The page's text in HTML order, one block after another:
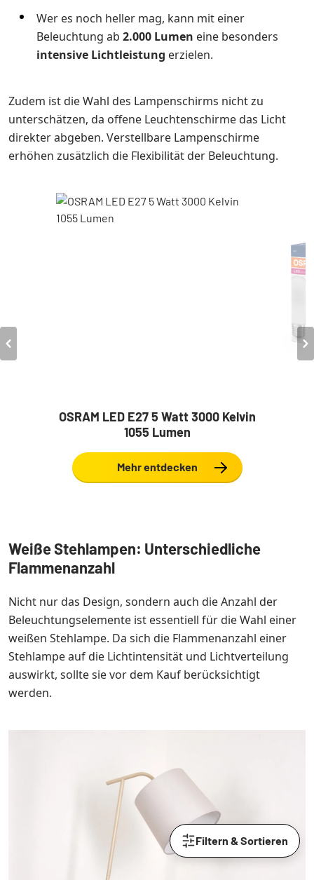
Filtern & Sortieren
Wer es noch heller mag, kann mit einer
Beleuchtung ab 2.000 Lumen eine besonders
intensive Lichtleistung erzielen.
Zudem ist die Wahl des Lampenschirms nicht zu
unterschätzen, da offene Leuchtenschirme das Licht
direkter abgeben. Verstellbare Lampenschirme
erhöhen zusätzlich die Flexibilität der Beleuchtung.
OSRAM LED E27 5 Watt 3000 Kelvin
1055 Lumen
Mehr entdecken
Weiße Stehlampen: Unterschiedliche
Flammenanzahl
Nicht nur das Design, sondern auch die Anzahl der
Beleuchtungselemente ist essentiell für die Wahl einer
weißen Stehlampe. Da sich die Flammenanzahl einer
Stehlampe auf die Lichtintensität und Lichtverteilung
auswirkt, sollte sie vor dem Kauf berücksichtigt
werden.